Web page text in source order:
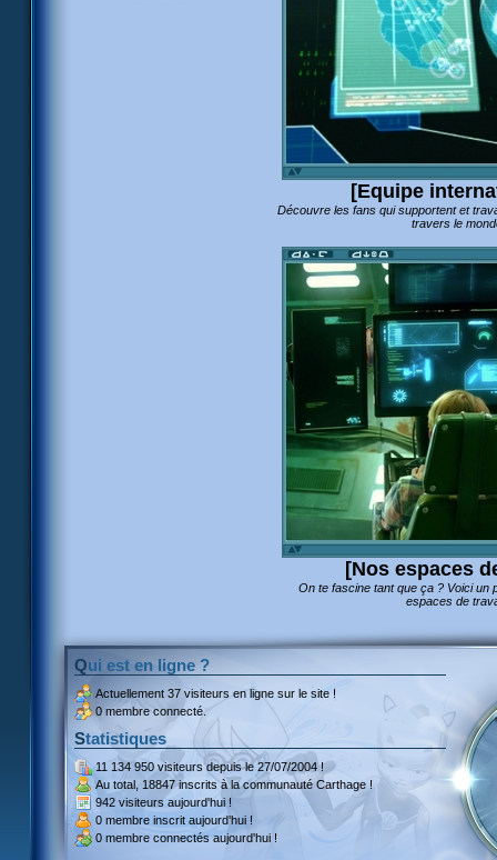
[Equipe
Découvre les fans qui supportent et
travers le
[Nos espaces
On te fascine tant que ça ? Voici un
espaces de
Qui est en ligne ?
Actuellement 37 visiteurs en ligne sur le site !
0 membre connecté.
Statistiques
11 134 950 visiteursdepuis le 27/07/2004 !
Au total, 18847 inscritsà la communauté Carthage !
942 visiteurs aujourd'hui !
0 membre inscrit aujourd'hui !
0 membre connectés aujourd'hui !